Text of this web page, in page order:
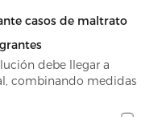
casos de maltrato
debe llegar a
combinando medidas